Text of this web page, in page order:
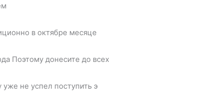
в октябре месяце
Поэтому донесите до всех
уже не успел поступить э